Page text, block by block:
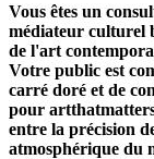
Vous êtes un
médiateur culturel
de l'art
Votre public est
carré doré et de
pour
entre la précision
atmosphérique du